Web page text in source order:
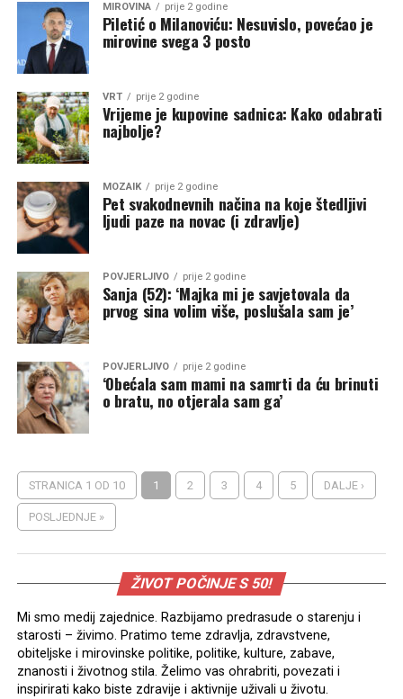
MIROVINA prije 2 godine
Piletić o Milanoviću: Nesuvislo, povećao je
mirovine svega 3 posto
VRT prije 2 godine
Vrijeme je kupovine sadnica: Kako odabrati
najbolje?
MOZAIK prije 2 godine
Pet svakodnevnih načina na koje štedljivi
ljudi paze na novac (i zdravlje)
POVJERLJIVO prije 2 godine
Sanja (52): ‘Majka mi je savjetovala da
prvog sina volim više, poslušala sam je’
POVJERLJIVO prije 2 godine
‘Obećala sam mami na samrti da ću brinuti
o bratu, no otjerala sam ga’
STRANICA 1 OD 10 1 2 3 4 5 DALJE ›
POSLJEDNJE »
ŽIVOT POČINJE S 50!
Mi smo medij zajednice. Razbijamo predrasude o starenju i
starosti – živimo. Pratimo teme zdravlja, zdravstvene,
obiteljske i mirovinske politike, politike, kulture, zabave,
znanosti i životnog stila. Želimo vas ohrabriti, povezati i
inspirirati kako biste zdravije i aktivnije uživali u životu.